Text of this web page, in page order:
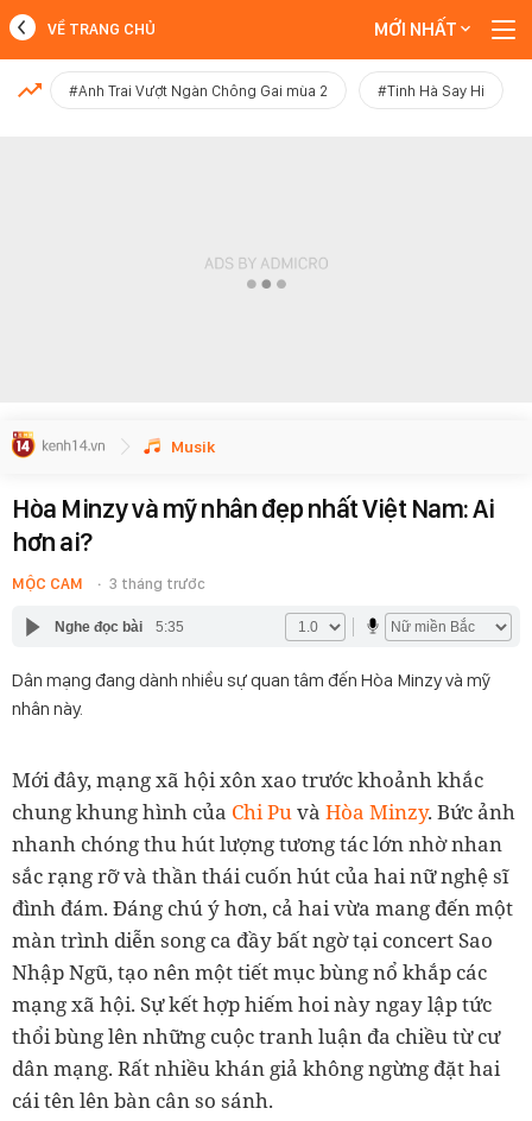
MỚI NHẤT
VỀ TRANG CHỦ MỚI NHẤT
#Anh Trai Vượt Ngàn Chông Gai mùa 2 #Tinh Hà Say Hi
Musik
Hòa Minzy và mỹ nhân đẹp nhất Việt Nam: Ai
hơn ai?
MỘC CAM 3 tháng trước
Nghe đọc bài 5:35
Dân mạng đang dành nhiều sự quan tâm đến Hòa Minzy và mỹ
nhân này.
Mới đây, mạng xã hội xôn xao trước khoảnh khắc
chung khung hình của Chi Puvà Hòa Minzy. Bức ảnh
nhanh chóng thu hút lượng tương tác lớn nhờ nhan
sắc rạng rỡ và thần thái cuốn hút của hai nữ nghệ sĩ
đình đám. Đáng chú ý hơn, cả hai vừa mang đến một
màn trình diễn song ca đầy bất ngờ tại concert Sao
Nhập Ngũ, tạo nên một tiết mục bùng nổ khắp các
mạng xã hội. Sự kết hợp hiếm hoi này ngay lập tức
thổi bùng lên những cuộc tranh luận đa chiều từ cư
dân mạng. Rất nhiều khán giả không ngừng đặt hai
cái tên lên bàn cân so sánh.